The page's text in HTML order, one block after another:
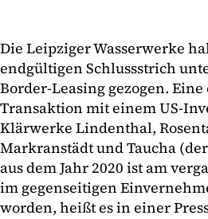
Die Leipziger Wasserwerke
endgültigen Schlussstrich
Border-Leasing gezogen.
Transaktion mit einem US-
Klärwerke Lindenthal,
Markranstädt und Taucha
aus dem Jahr 2020 ist am
im gegenseitigen
worden, heißt es in einer